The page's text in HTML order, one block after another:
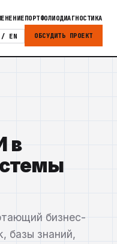
ПОРТФОЛИОДИАГНОСТИКА
/ EN ОБСУДИТЬ ПРОЕКТ
в
бизнес-
базы знаний,